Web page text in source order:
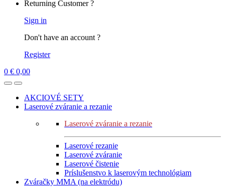
Returning Customer ?
Sign in
Don't have an account ?
Register
0 € 0,00
AKCIOVÉ SETY
Laserové zváranie a rezanie
Laserové zváranie a rezanie
Laserové rezanie
Laserové zváranie
Laserové čistenie
Príslušenstvo k laserovým technológiam
Zváračky MMA (na elektródu)